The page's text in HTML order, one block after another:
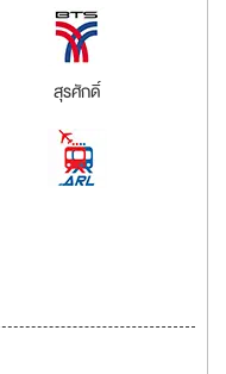
สุรศักดิ์